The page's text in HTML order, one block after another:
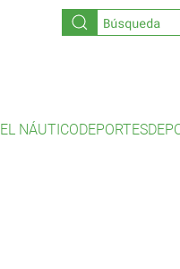
EL NÁUTICODEPORTES